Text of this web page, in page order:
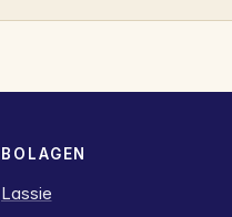
BOLAGEN
Lassie